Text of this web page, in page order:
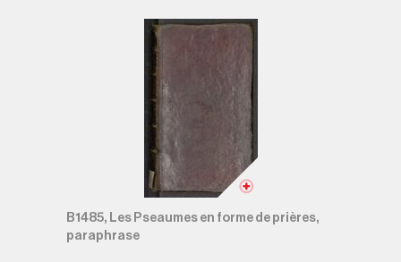
B1485, Les Pseaumes en forme de prières,
paraphrase